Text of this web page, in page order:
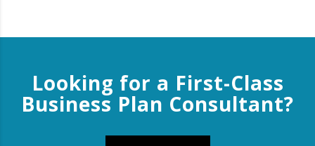
Looking for a First-Class
Business Plan Consultant?